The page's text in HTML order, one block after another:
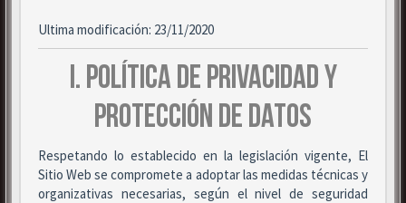
Ultima modificación: 23/11/2020
I. POLÍTICA DE PRIVACIDAD Y
PROTECCIÓN DE DATOS
Respetando lo establecido en la legislación vigente, El
Sitio Web se compromete a adoptar las medidas técnicas y
organizativas necesarias, según el nivel de seguridad